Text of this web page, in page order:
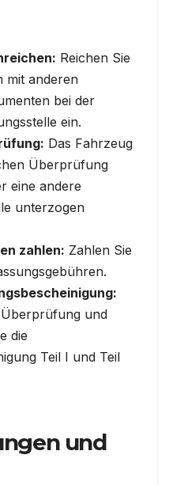
Reichen Sie
mit anderen
bei der
ein.
Das Fahrzeug
Überprüfung
eine andere
unterzogen
zahlen: Zahlen Sie
und
die
Teil I und Teil
und